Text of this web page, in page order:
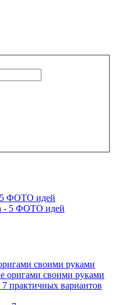
5 ФОТО идей
своими руками
практичных вариантов